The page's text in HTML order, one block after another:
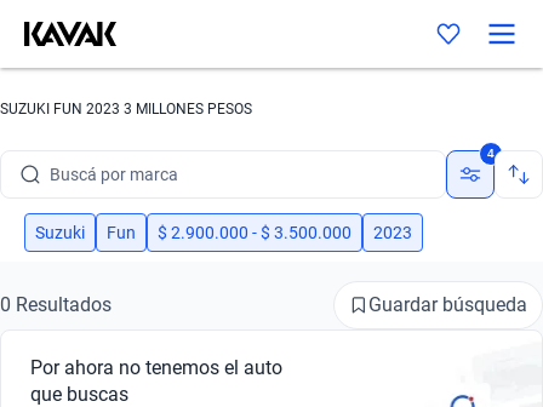
SUZUKI FUN 2023 3 MILLONES PESOS
Buscá por marca
Buscá por modelo
Buscá por año
Buscá por marca
4
Suzuki Fun $ 2.900.000 - $ 3.500.000 2023
0 Resultados Guardar búsqueda
Por ahora no tenemos el auto
que buscas